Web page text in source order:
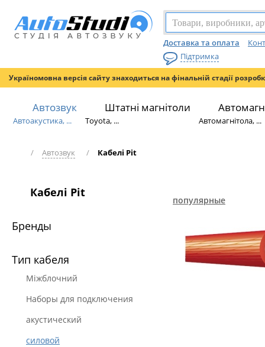
Доставка та оплата
Підтримка
Україномовна версія сайту знаходиться на фінальній стадії
Автозвук
Автоакустика, ...
Штатні магнітоли
Toyota, ... Автомагнітола, ...
/ Автозвук / Кабелі Pit
Кабелі Pit
Бренды
Тип кабеля
Міжблочний
Наборы для подключения
акустический
силовой
популярные